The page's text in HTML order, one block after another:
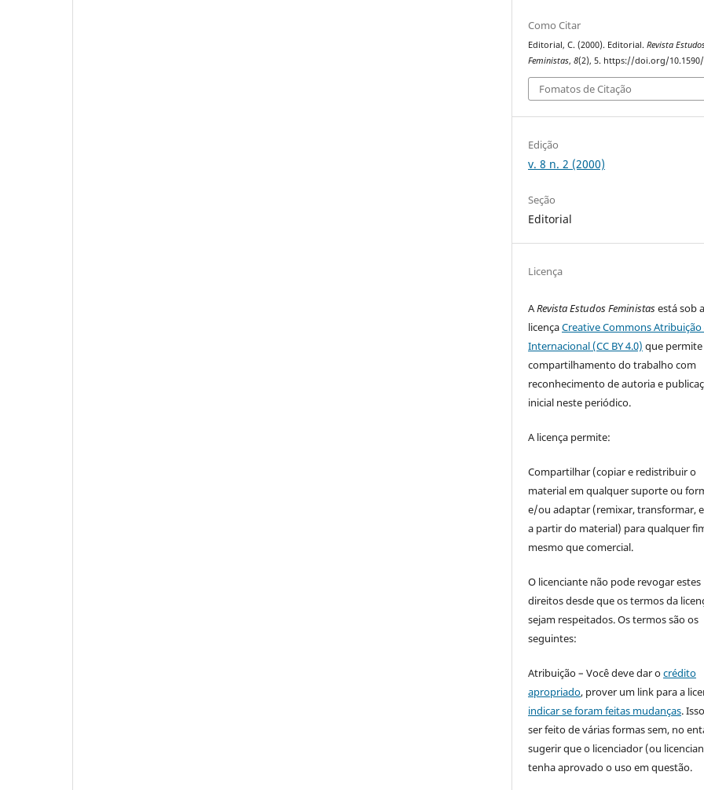
Como Citar
Editorial, C. (2000). Editorial.Revista
Feministas,8(2), 5. https://doi.org/
Fomatos de Citação
Edição
v. 8 n. 2 (2000)
Seção
Editorial
Licença
ARevista Estudos Feministasestá sob a
licençaCreative Commons Atribuição
Internacional (CC BY 4.0) que
compartilhamento do trabalho com
reconhecimento de autoria e
inicial neste periódico.
A licença permite:
Compartilhar (copiar e redistribuir o
material em qualquer suporte ou
e/ou adaptar (remixar, transformar,
a partir do material) para qualquer
mesmo que comercial.
O licenciante não pode revogar estes
direitos desde que os termos da
sejam respeitados. Os termos são os
seguintes:
Atribuição – Você deve dar ocrédito
apropriado, prover um link para a
indicar se foram feitas mudanças.
ser feito de várias formas sem, no
sugerir que o licenciador (ou
tenha aprovado o uso em questão.